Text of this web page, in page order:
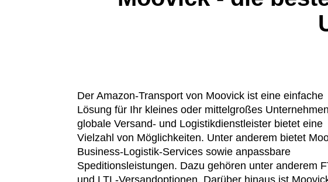
Der Amazon-Transport von Moovick ist eine einfache
Lösung für Ihr kleines oder mittelgroßes
globale Versand- und Logistikdienstleister bietet eine
Vielzahl von Möglichkeiten. Unter anderem bietet
Business-Logistik-Services sowie anpassbare
Speditionsleistungen. Dazu gehören unter anderem
und LTL-Versandoptionen. Darüber hinaus ist